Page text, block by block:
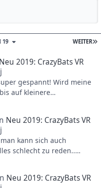
WEITER
19
Neu 2019: CrazyBats VR
gespannt! Wird meine
auf kleinere
die Umgestaltung.
gestrichen würde,
anderer Meinung, denke
das schon einiges
Neu 2019: CrazyBats VR
kann sich auch
schlecht zu reden..
Neu 2019: CrazyBats VR